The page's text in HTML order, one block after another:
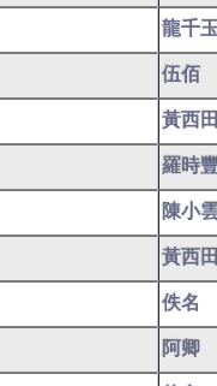
龍千
伍佰
黃西
羅時
陳小
黃西
佚名
阿卿